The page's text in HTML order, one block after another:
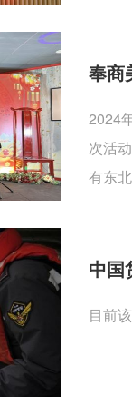
奉商
2024
次活
有东
中国
目前